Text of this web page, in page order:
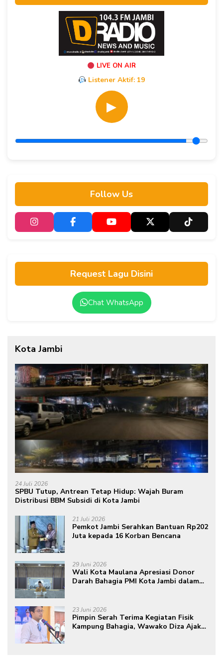
LIVE ON AIR
Listener Aktif: 19
▶
Follow Us
Request Lagu Disini
Chat WhatsApp
Kota Jambi
24 Juli 2026
SPBU Tutup, Antrean Tetap Hidup: Wajah Buram
Distribusi BBM Subsidi di Kota Jambi
21 Juli 2026
Pemkot Jambi Serahkan Bantuan Rp202
Juta kepada 16 Korban Bencana
29 Juni 2026
Wali Kota Maulana Apresiasi Donor
Darah Bahagia PMI Kota Jambi dalam
23 Juni 2026
Pimpin Serah Terima Kegiatan Fisik
Kampung Bahagia, Wawako Diza Ajak